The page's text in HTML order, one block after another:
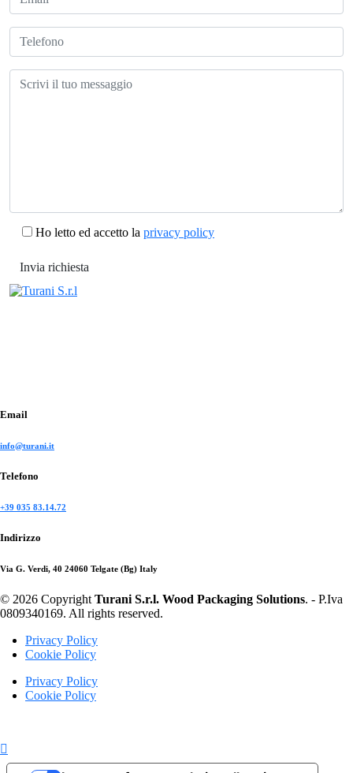
Ho letto ed accetto la privacy policy
Email
info@turani.it
Telefono
+39 035 83.14.72
Indirizzo
Via G. Verdi, 40 24060 Telgate (Bg) Italy
© 2026 CopyrightTurani S.r.l. Wood Packaging Solutions. - P.Iva
0809340169. All rights reserved.
Privacy Policy
Cookie Policy
Privacy Policy
Cookie Policy